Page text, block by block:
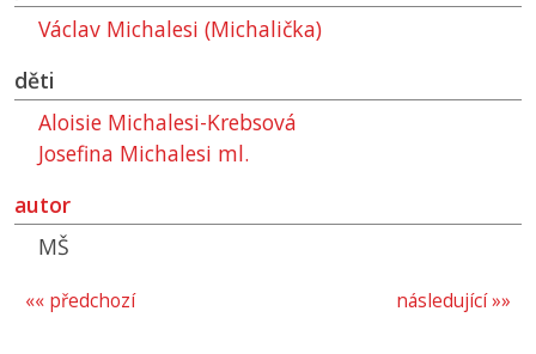
Václav Michalesi (Michalička)
děti
Aloisie Michalesi-Krebsová
Josefina Michalesi ml.
autor
MŠ
následující »»
«« předchozí